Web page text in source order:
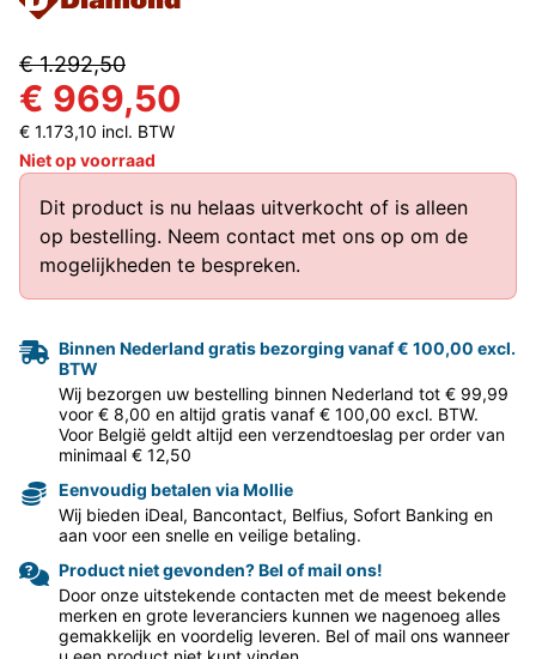
€ 1.292,50
€ 969,50
€ 1.173,10 incl. BTW
Niet op voorraad
Dit product is nu helaas uitverkocht of is alleen
op bestelling. Neem contact met ons op om de
mogelijkheden te bespreken.
Binnen Nederland gratis bezorging vanaf € 100,00 excl.
BTW
Wij bezorgen uw bestelling binnen Nederland tot € 99,99
voor € 8,00 en altijd gratis vanaf € 100,00 excl. BTW.
Voor België geldt altijd een verzendtoeslag per order van
minimaal € 12,50
Eenvoudig betalen via Mollie
Wij bieden iDeal, Bancontact, Belfius, Sofort Banking en
aan voor een snelle en veilige betaling.
Product niet gevonden? Bel of mail ons!
Door onze uitstekende contacten met de meest bekende
merken en grote leveranciers kunnen we nagenoeg alles
gemakkelijk en voordelig leveren. Bel of mail ons wanneer